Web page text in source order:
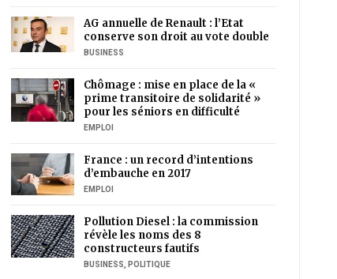
AG annuelle de Renault : l’Etat
conserve son droit au vote double
BUSINESS
Chômage : mise en place de la «
prime transitoire de solidarité »
pour les séniors en difficulté
EMPLOI
France : un record d’intentions
d’embauche en 2017
EMPLOI
Pollution Diesel : la commission
révèle les noms des 8
constructeurs fautifs
BUSINESS, POLITIQUE